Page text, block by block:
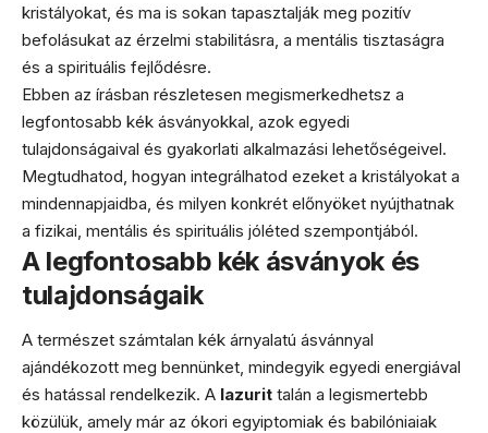
kristályokat, és ma is sokan tapasztalják meg pozitív
befolásukat az érzelmi stabilitásra, a mentális tisztaságra
és a spirituális fejlődésre.
Ebben az írásban részletesen megismerkedhetsz a
legfontosabb kék ásványokkal, azok egyedi
tulajdonságaival és gyakorlati alkalmazási lehetőségeivel.
Megtudhatod, hogyan integrálhatod ezeket a kristályokat a
mindennapjaidba, és milyen konkrét előnyöket nyújthatnak
a fizikai, mentális és spirituális jóléted szempontjából.
A legfontosabb kék ásványok és
tulajdonságaik
A természet számtalan kék árnyalatú ásvánnyal
ajándékozott meg bennünket, mindegyik egyedi energiával
és hatással rendelkezik. A lazurit talán a legismertebb
közülük, amely már az ókori egyiptomiak és babilóniaiak